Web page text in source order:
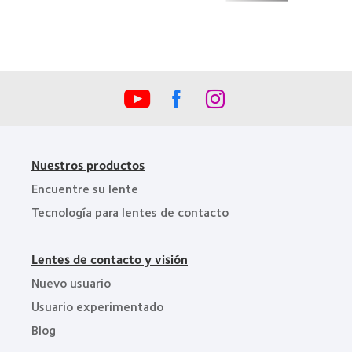
Nuestros productos
Encuentre su lente
Tecnología para lentes de contacto
Lentes de contacto y visión
Nuevo usuario
Usuario experimentado
Blog